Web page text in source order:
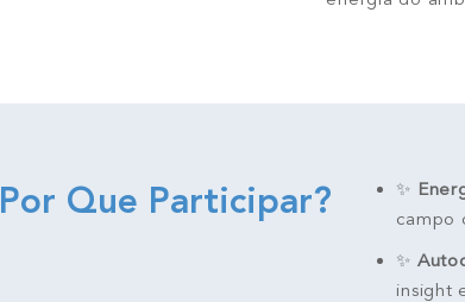
Por Que Participar? ✨
campo
✨
insight